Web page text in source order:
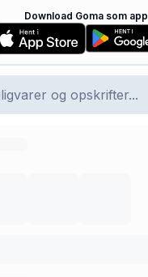
Download Goma som app